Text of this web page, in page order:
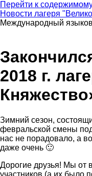
Перейти к
Новости лагеря
Международный
2018 г.
Зимний сезон,
февральской смены
нас не порадовало, а
даже очень 🙂
Дорогие друзья! Мы от
участников (а их было